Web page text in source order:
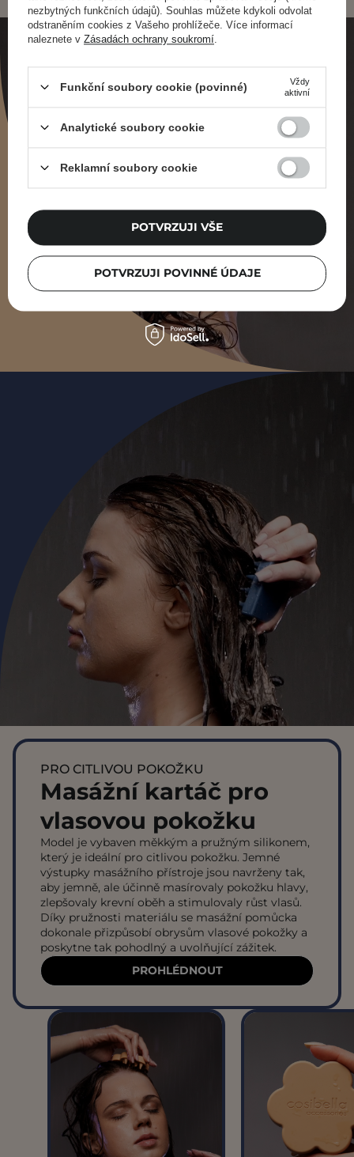
PRO CITLIVOU POKOŽKU
Masážní kartáč pro
vlasovou pokožku
Model je vybaven měkkým a pružným silikonem,
který je ideální pro citlivou pokožku. Jemné
výstupky masážního přístroje jsou navrženy tak,
aby jemně, ale účinně masírovaly pokožku hlavy,
zlepšovaly krevní oběh a stimulovaly růst vlasů.
Díky pružnosti materiálu se masážní pomůcka
dokonale přizpůsobí obrysům vlasové pokožky a
poskytne tak pohodlný a uvolňující zážitek.
PROHLÉDNOUT
nezbytných funkčních údajů). Souhlas můžete kdykoli odvolat
odstraněním cookies z Vašeho prohlížeče. Více informací
naleznete v Zásadách ochrany soukromí
Funkční soubory cookie (povinné)
Vždy
aktivní
Analytické soubory cookie
Reklamní soubory cookie
POTVRZUJI POVINNÉ ÚDAJE
POTVRZUJI VŠE